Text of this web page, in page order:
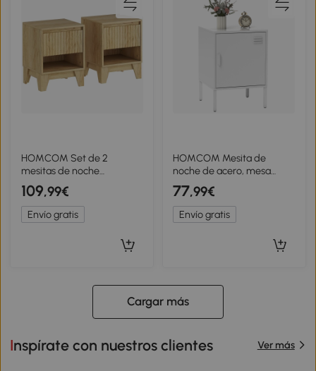
HOMCOM Set de 2
mesitas de noche
estrechas, mesa auxiliar
con compartimento
abierto y 1 cajón, paneles
acanalados 43x40x55 cm
109,99€
Envío gratis
HOMCOM Mesita de
noche de acero, mesa
auxiliar multiusos, estante
ajustable, para dormitorio,
salón, Blanco
77,99€
Envío gratis
Cargar más
Inspírate con nuestros clientes Ver más